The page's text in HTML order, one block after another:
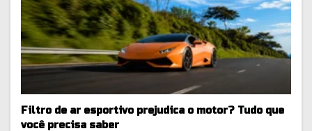
Filtro de ar esportivo prejudica o motor? Tudo que
você precisa saber